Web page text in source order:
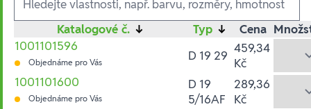
Katalogové č. ↓ Typ ↓ Cena
1001101596
Objednáme pro Vás D 19 29 459,34
Kč
1001101600
Objednáme pro Vás
D 19
5/16AF
289,36
Kč